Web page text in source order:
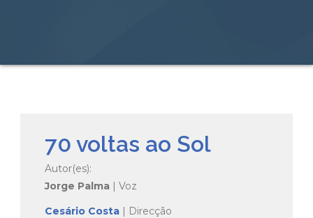
70 voltas ao Sol
Autor(es):
Jorge Palma | Voz
Cesário Costa | Direcção